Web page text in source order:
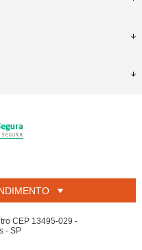
CEP 13495-029 -
- SP